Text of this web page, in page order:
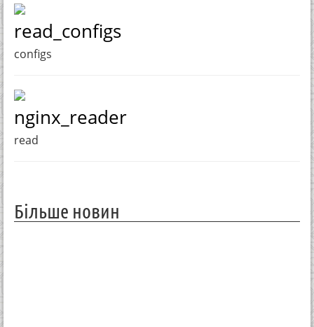
read_configs
configs
nginx_reader
read
Більше новин